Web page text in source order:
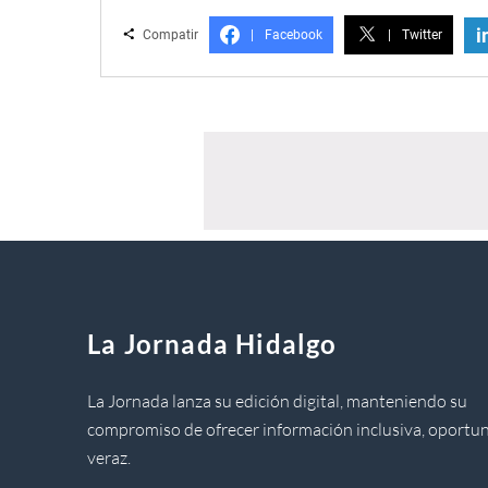
Compatir Facebook Twitter
La Jornada Hidalgo
La Jornada lanza su edición digital, manteniendo su
compromiso de ofrecer información inclusiva,
veraz.